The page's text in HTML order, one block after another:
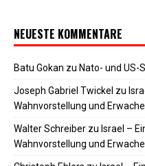
NEUESTE KOMMENTARE
Batu Gokan zu Nato- und US-
Joseph Gabriel Twickel zu
Wahnvorstellung und
Walter Schreiber zu Israel –
Wahnvorstellung und